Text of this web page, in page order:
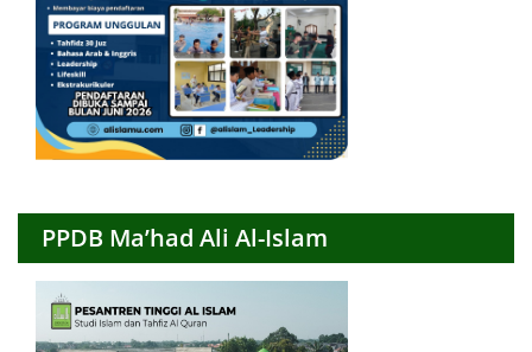
PPDB Ma’had Ali Al-Islam